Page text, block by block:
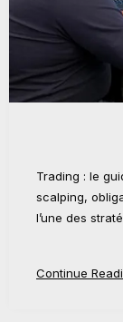
Trading : le
scalping,
l’une des
Continue